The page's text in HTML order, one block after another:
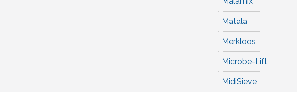
Matala
Merkloos
Microbe-Lift
MidiSieve